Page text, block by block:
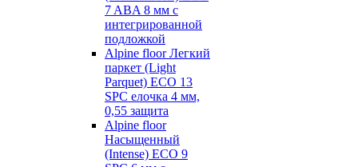
7 ABA 8 мм с
интегрированной
подложкой
Alpine floor Легкий
паркет (Light
Parquet) ECO 13
SPC елочка 4 мм,
0,55 защита
Alpine floor
Насыщенный
(Intense) ECO 9